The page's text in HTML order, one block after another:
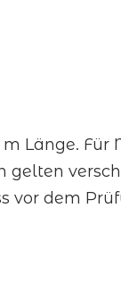
Länge. Für
gelten
vor dem